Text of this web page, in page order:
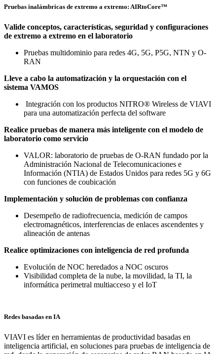
Pruebas inalámbricas de extremo a extremo: AIRtoCore™
Valide conceptos, características, seguridad y configuraciones
de extremo a extremo en el laboratorio
Pruebas multidominio para redes 4G, 5G, P5G, NTN y O-
RAN
Lleve a cabo la automatización y la orquestación con el
sistema VAMOS
Integración con los productos NITRO® Wireless de VIAVI
para una automatización perfecta del software
Realice pruebas de manera más inteligente con el modelo de
laboratorio como servicio
VALOR: laboratorio de pruebas de O-RAN fundado por la
Administración Nacional de Telecomunicaciones e
Información (NTIA) de Estados Unidos para redes 5G y 6G
con funciones de coubicación
Implementación y solución de problemas con confianza
Desempeño de radiofrecuencia, medición de campos
electromagnéticos, interferencias de enlaces ascendentes y
alineación de antenas
Realice optimizaciones con inteligencia de red profunda
Evolución de NOC heredados a NOC oscuros
Visibilidad completa de la nube, la movilidad, la TI, la
informática perimetral multiacceso y el IoT
Redes basadas en IA
VIAVI es líder en herramientas de productividad basadas en
inteligencia artificial, en soluciones para pruebas de inteligencia de